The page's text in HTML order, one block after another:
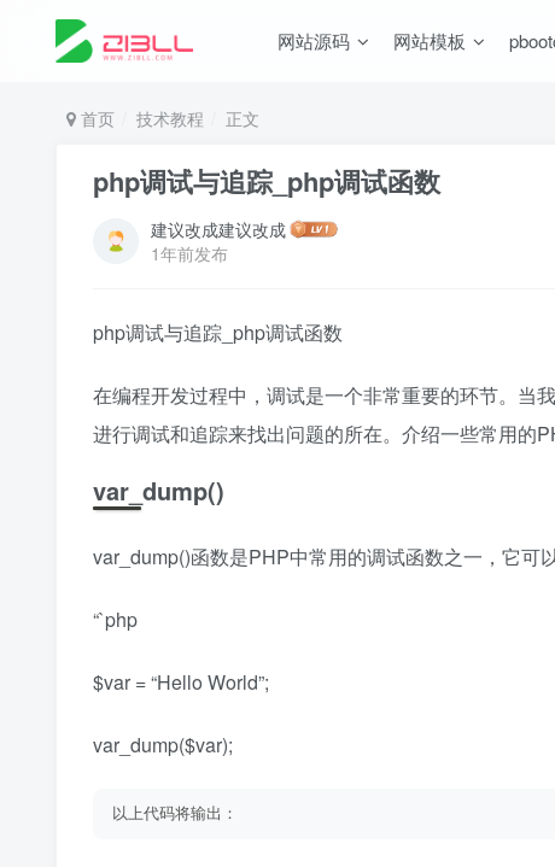
网站源码 网站模板
首页 技术教程 正文
php调试与追踪_php调试函数
建议改成建议改成
1年前发布
php调试与追踪_php调试函数
在编程开发过程中，调试是一个非常重要的环节。当
进行调试和追踪来找出问题的所在。介绍一些常用的
var_dump()
var_dump()函数是PHP中常用的调试函数之一，它
“`php
$var = “Hello World”;
var_dump($var);
以上代码将输出：